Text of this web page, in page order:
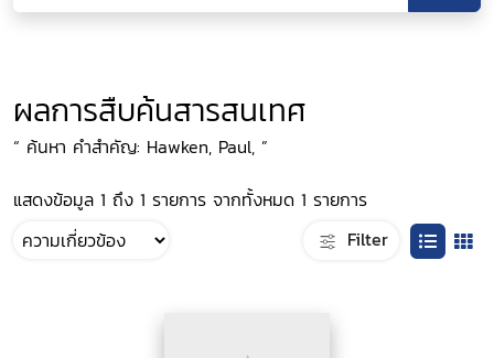
ผลการสืบค้นสารสนเทศ
“ ค้นหา คำสำคัญ: Hawken, Paul, ”
แสดงข้อมูล 1 ถึง 1 รายการ จากทั้งหมด 1 รายการ
Filter